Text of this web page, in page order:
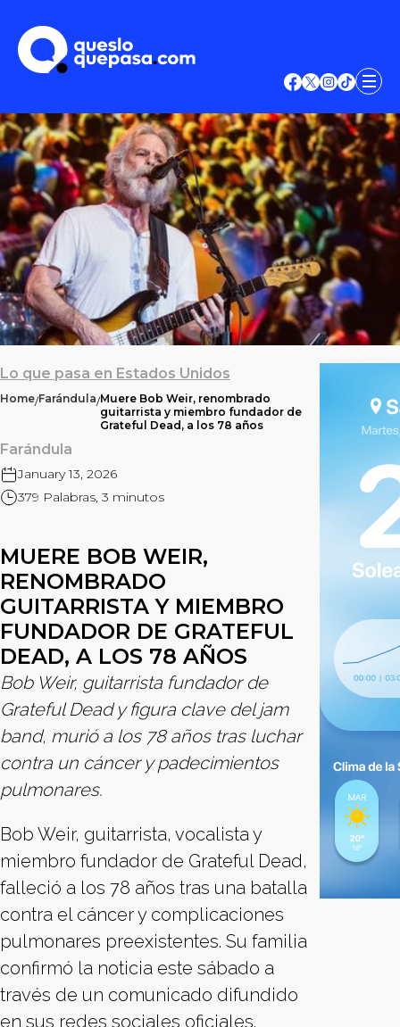
Lo que pasa en Estados Unidos
Home/Farándula/Muere Bob Weir, renombrado
guitarrista y miembro fundador de
Grateful Dead, a los 78 años
Farándula
January 13, 2026
379 Palabras, 3 minutos
MUERE BOB WEIR,
RENOMBRADO
GUITARRISTA Y MIEMBRO
FUNDADOR DE GRATEFUL
DEAD, A LOS 78 AÑOS
Bob Weir, guitarrista fundador de
Grateful Dead y figura clave del jam
band, murió a los 78 años tras luchar
contra un cáncer y padecimientos
pulmonares.
Bob Weir, guitarrista, vocalista y
miembro fundador de Grateful Dead,
falleció a los 78 años tras una batalla
contra el cáncer y complicaciones
pulmonares preexistentes. Su familia
confirmó la noticia este sábado a
través de un comunicado difundido
en sus redes sociales oficiales.